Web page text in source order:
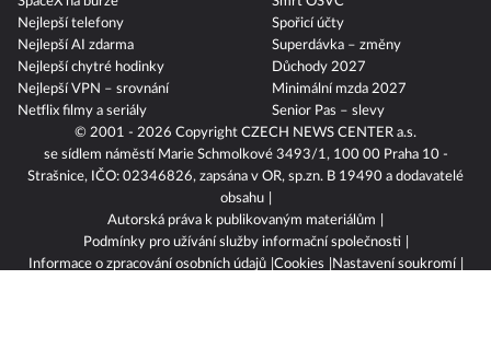
© 2001 - 2026 Copyright CZECH NEWS CENTER a.s.
se sídlem náměstí Marie Schmolkové 3493/1, 100 00 Praha 10 -
Strašnice, IČO: 02346826, zapsána v OR, sp.zn. B 19490 a dodavatelé
obsahu
Autorská práva k publikovaným materiálům
Podmínky pro užívání služby informační společnosti
Informace o zpracování osobních údajů Cookies
Nastavení soukromí
Nejlepší telefony
Nejlepší AI zdarma
Nejlepší chytré hodinky
Nejlepší VPN – srovnání
Netflix filmy a seriály
Spořicí účty
Superdávka – změny
Důchody 2027
Minimální mzda 2027
Senior Pas – slevy